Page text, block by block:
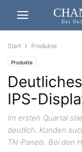
Das
Start Produkte
Produkte
IPS-
Im ersten Quartal
deutlich. Kunden
TN-Panels. Bei den